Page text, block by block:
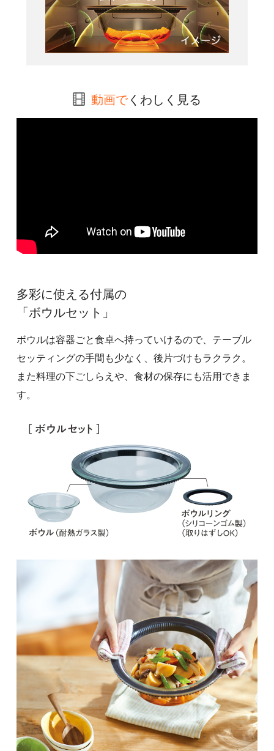
動画でくわしく見る
多彩に使える付属の
「ボウルセット」
ボウルは容器ごと食卓へ持っていけるので、テーブル
セッティングの手間も少なく、後片づけもラクラク。
また料理の下ごしらえや、食材の保存にも活用できま
す。